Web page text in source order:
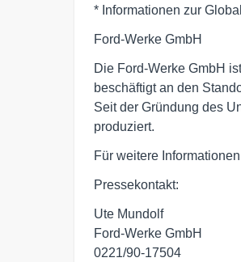
* Informationen zur
Ford-Werke GmbH
Die Ford-Werke GmbH
beschäftigt an den
Seit der Gründung des
produziert.
Für weitere
Pressekontakt:
Ute Mundolf
Ford-Werke GmbH
0221/90-17504